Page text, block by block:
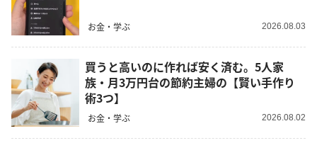
お金・学ぶ 2026.08.03
買うと高いのに作れば安く済む。5人家
族・月3万円台の節約主婦の【賢い手作り
術3つ】
お金・学ぶ 2026.08.02